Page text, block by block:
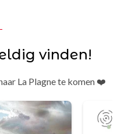
vinden!
La Plagne te komen ❤️